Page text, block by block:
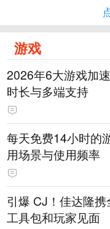
游戏
2026年6大游戏加
时长与多端支持
每天免费14小时的
用场景与使用频率
引爆 CJ！佳达隆
工具包和玩家见面